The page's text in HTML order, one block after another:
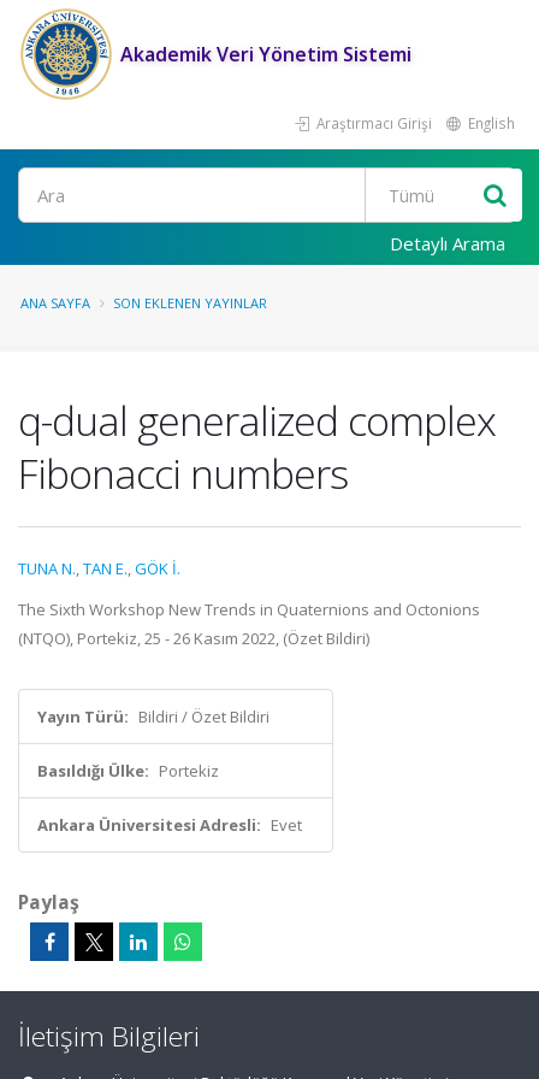
Akademik Veri Yönetim Sistemi
Araştırmacı Girişi English
Ara
Detaylı Arama
ANA SAYFA SON EKLENEN YAYINLAR
q-dual generalized complex
Fibonacci numbers
TUNA N.,TAN E.,GÖK İ.
The Sixth Workshop New Trends in Quaternions and Octonions
(NTQO), Portekiz, 25 - 26 Kasım 2022, (Özet Bildiri)
Yayın Türü: Bildiri / Özet Bildiri
Basıldığı Ülke: Portekiz
Ankara Üniversitesi Adresli: Evet
Paylaş
İletişim Bilgileri